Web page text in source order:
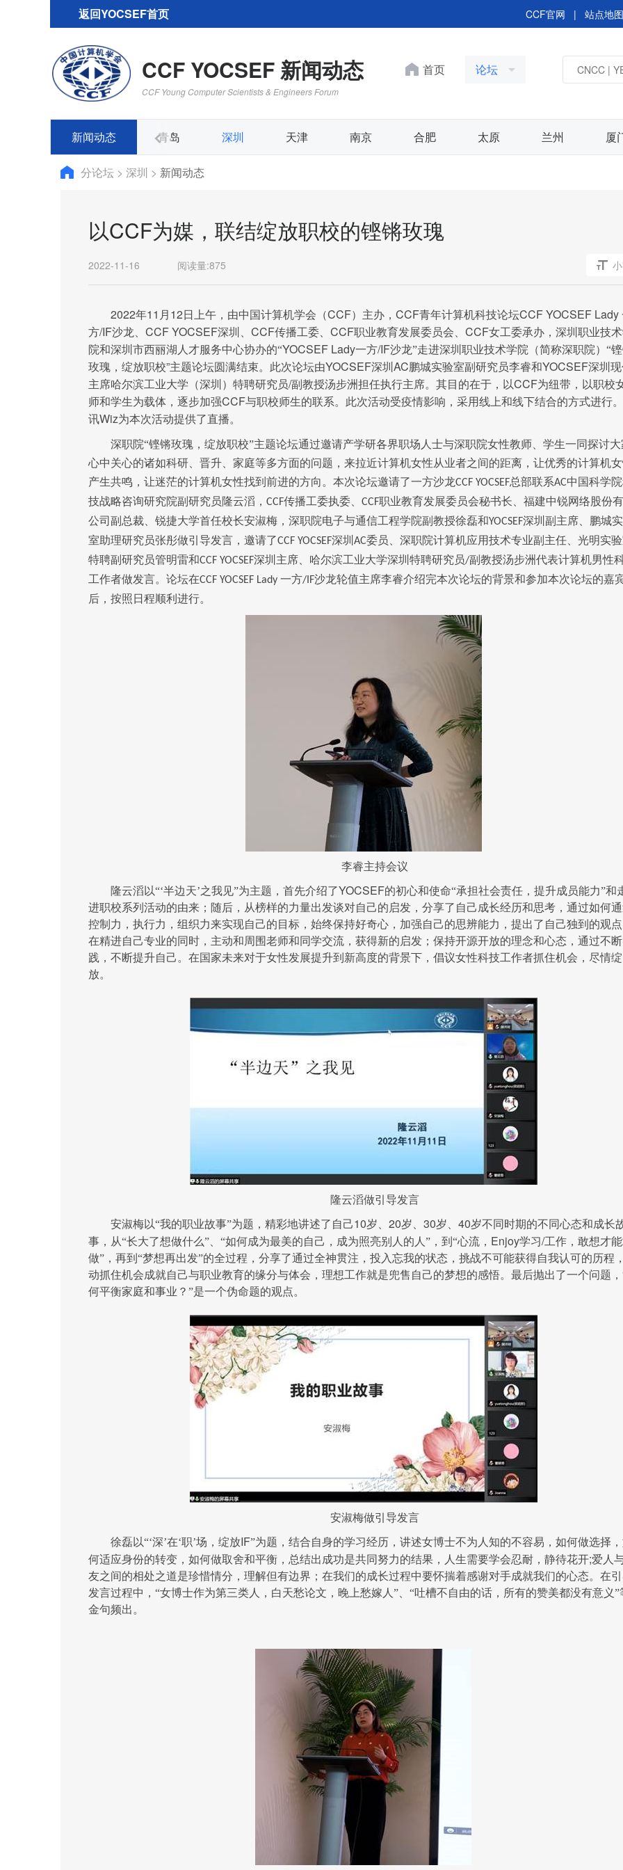
返回YOCSEF首页 CCF官网 | 站点地图
CCF YOCSEF 新闻动态
CCF Young Computer Scientists & Engineers Forum
首页 论坛
新闻动态
西安 青岛 深圳 天津 南京 合肥 太原 兰州 厦
分论坛 > 深圳 > 新闻动态
以CCF为媒，联结绽放职校的铿锵玫瑰
2022-11-16 阅读量:875
2022年11 月 12 日上午，由中国计算机学会（CCF）主办， CCF青年计算机科技论坛CCF YOCSEF Lady
方/IF沙龙、 CCF YOCSEF深圳、 CCF传播工委、 CCF职业教育发展委员会、 CCF女工委承办，深圳职业技
院和深圳市西丽湖人才服务中心协办的“YOCSEF Lady一方/IF沙龙”走进深圳职业技术学院（简称深职院）“
玫瑰，绽放职校”主题论坛圆满结束。此次论坛由YOCSEF深圳 AC鹏城实验室副研究员李睿和YOCSEF深圳
主席哈尔滨工业大学（深圳）特聘研究员/副教授汤步洲担任执行主席。其目的在于，以CCF为纽带，以职校
师和学生为载体，逐步加强CCF与职校师生的联系。此次活动受疫情影响，采用线上和线下结合的方式进行
讯Wiz为本次活动提供了直播。
深职院“铿锵玫瑰，绽放职校”主题论坛通过邀请产学研各界职场人士与深职院女性教师、学生一同探讨大
心中关心的诸如科研、晋升、家庭等多方面的问题，来拉近计算机女性从业者之间的距离，让优秀的计算机
产生共鸣，让迷茫的计算机女性找到前进的方向。本次论坛邀请了一方沙龙CCF YOCSEF总部联系AC中国科学
技战略咨询研究院副研究员隆云滔， CCF传播工委执委、 CCF职业教育发展委员会秘书长、福建中锐网络股份
公司副总裁、锐捷大学首任校长安淑梅，深职院电子与通信工程学院副教授徐磊和YOCSEF深圳副主席、鹏城
室助理研究员张彤做引导发言，邀请了CCF YOCSEF深圳 AC委员、深职院计算机应用技术专业副主任、光明实
特聘副研究员管明雷和CCF YOCSEF深圳主席、哈尔滨工业大学深圳特聘研究员/副教授汤步洲代表计算机男性
工作者做发言。论坛在CCF YOCSEF Lady 一方/IF沙龙轮值主席李睿介绍完本次论坛的背景和参加本次论坛的嘉
后，按照日程顺利进行。
李睿主持会议
隆云滔以“‘半边天’之我见”为主题，首先介绍了YOCSEF的初心和使命“承担社会责任，提升成员能力”和
进职校系列活动的由来；随后，从榜样的力量出发谈对自己的启发，分享了自己成长经历和思考，通过如何
控制力，执行力，组织力来实现自己的目标，始终保持好奇心，加强自己的思辨能力，提出了自己独到的观点
在精进自己专业的同时，主动和周围老师和同学交流，获得新的启发；保持开源开放的理念和心态，通过不
践，不断提升自己。在国家未来对于女性发展提升到新高度的背景下，倡议女性科技工作者抓住机会，尽情绽
放。
隆云滔做引导发言
安淑梅以“我的职业故事”为题，精彩地讲述了自己10岁、 20岁、 30岁、 40岁不同时期的不同心态和成长
事，从“长大了想做什么”、“如何成为最美的自己，成为照亮别人的人”，到“心流， Enjoy学习/工作，敢想才
做”，再到“梦想再出发”的全过程，分享了通过全神贯注，投入忘我的状态，挑战不可能获得自我认可的历程
动抓住机会成就自己与职业教育的缘分与体会，理想工作就是兜售自己的梦想的感悟。最后抛出了一个问题，
何平衡家庭和事业？”是一个伪命题的观点。
安淑梅做引导发言
徐磊以“‘深’在‘职’场，绽放IF”为题，结合自身的学习经历，讲述女博士不为人知的不容易，如何做选择
何适应身份的转变，如何做取舍和平衡，总结出成功是共同努力的结果，人生需要学会忍耐，静待花开;爱人
友之间的相处之道是珍惜情分，理解但有边界；在我们的成长过程中要怀揣着感谢对手成就我们的心态。在
发言过程中，“女博士作为第三类人，白天愁论文，晚上愁嫁人”、“吐槽不自由的话，所有的赞美都没有意义”
金句频出。